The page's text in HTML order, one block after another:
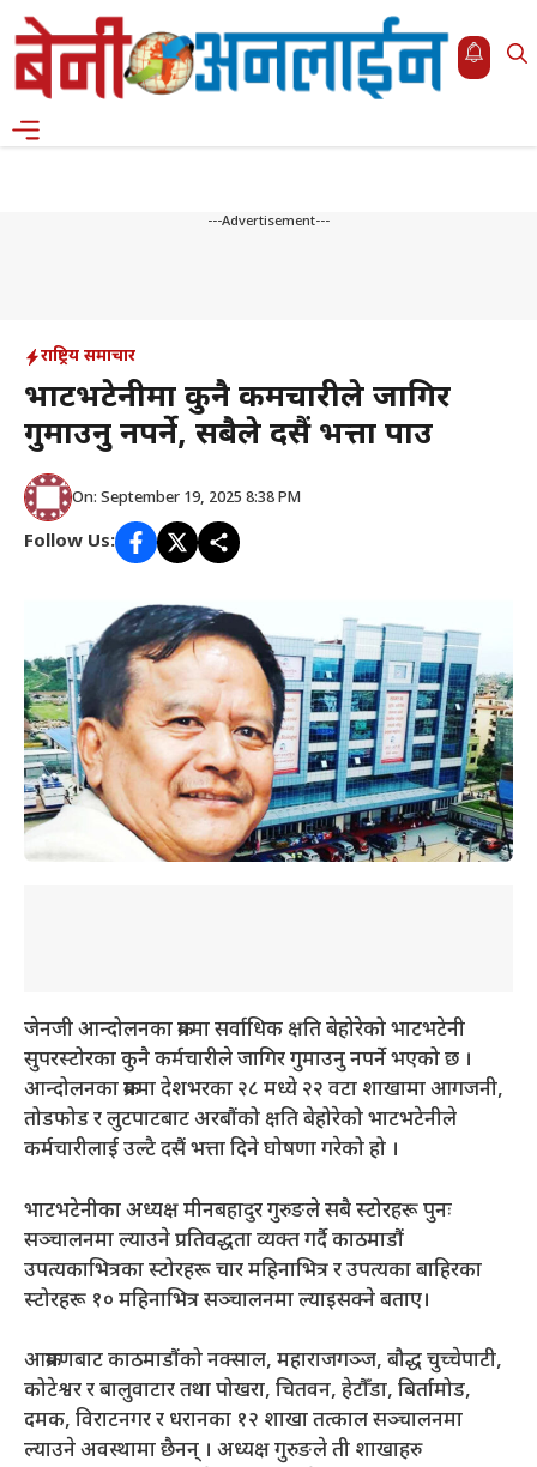
Skip
to
content
---Advertisement---
राष्ट्रिय समाचार
भाटभटेनीमा कुनै कर्मचारीले जागिर
गुमाउनु नपर्ने, सबैले दसैं भत्ता पाउ
On: September 19, 2025 8:38 PM
Follow Us:
जेनजी आन्दोलनका क्रममा सर्वाधिक क्षति बेहोरेको भाटभटेनी
सुपरस्टोरका कुनै कर्मचारीले जागिर गुमाउनु नपर्ने भएको छ ।
आन्दोलनका क्रममा देशभरका २८ मध्ये २२ वटा शाखामा आगजनी,
तोडफोड र लुटपाटबाट अरबौंको क्षति बेहोरेको भाटभटेनीले
कर्मचारीलाई उल्टै दसैं भत्ता दिने घोषणा गरेको हो ।
भाटभटेनीका अध्यक्ष मीनबहादुर गुरुङले सबै स्टोरहरू पुनः
सञ्चालनमा ल्याउने प्रतिवद्धता व्यक्त गर्दै काठमाडौं
उपत्यकाभित्रका स्टोरहरू चार महिनाभित्र र उपत्यका बाहिरका
स्टोरहरू १० महिनाभित्र सञ्चालनमा ल्याइसक्ने बताए।
आक्रमणबाट काठमाडौंको नक्साल, महाराजगञ्ज, बौद्ध चुच्चेपाटी,
कोटेश्वर र बालुवाटार तथा पोखरा, चितवन, हेटौँडा, बिर्तामोड,
दमक, विराटनगर र धरानका १२ शाखा तत्काल सञ्चालनमा
ल्याउने अवस्थामा छैनन् । अध्यक्ष गुरुङले ती शाखाहरु